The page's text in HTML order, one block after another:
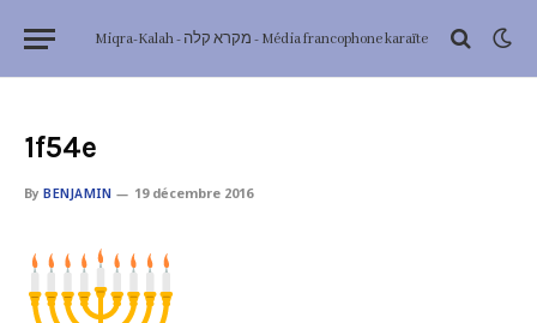
Miqra-Kalah - מקרא קלה - Média francophone karaïte
1f54e
By BENJAMIN 19 décembre 2016